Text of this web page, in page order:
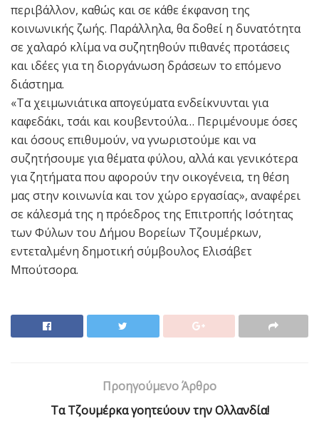
περιβάλλον, καθώς και σε κάθε έκφανση της
κοινωνικής ζωής. Παράλληλα, θα δοθεί η δυνατότητα
σε χαλαρό κλίμα να συζητηθούν πιθανές προτάσεις
και ιδέες για τη διοργάνωση δράσεων το επόμενο
διάστημα.
«Τα χειμωνιάτικα απογεύματα ενδείκνυνται για
καφεδάκι, τσάι και κουβεντούλα… Περιμένουμε όσες
και όσους επιθυμούν, να γνωριστούμε και να
συζητήσουμε για θέματα φύλου, αλλά και γενικότερα
για ζητήματα που αφορούν την οικογένεια, τη θέση
μας στην κοινωνία και τον χώρο εργασίας», αναφέρει
σε κάλεσμά της η πρόεδρος της Επιτροπής Ισότητας
των Φύλων του Δήμου Βορείων Τζουμέρκων,
εντεταλμένη δημοτική σύμβουλος Ελισάβετ
Μπούτσορα.
Προηγούμενο Άρθρο
Τα Τζουμέρκα γοητεύουν την Ολλανδία!